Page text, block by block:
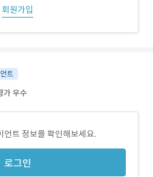
회원가입
트
가 우수
언트 정보를 확인해보세요.
로그인